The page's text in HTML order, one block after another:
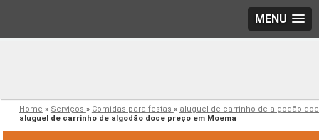
MENU
Home » Serviços » Comidas para festas » aluguel de carrinho de algodão
aluguel de carrinho de algodão doce preço em Moema